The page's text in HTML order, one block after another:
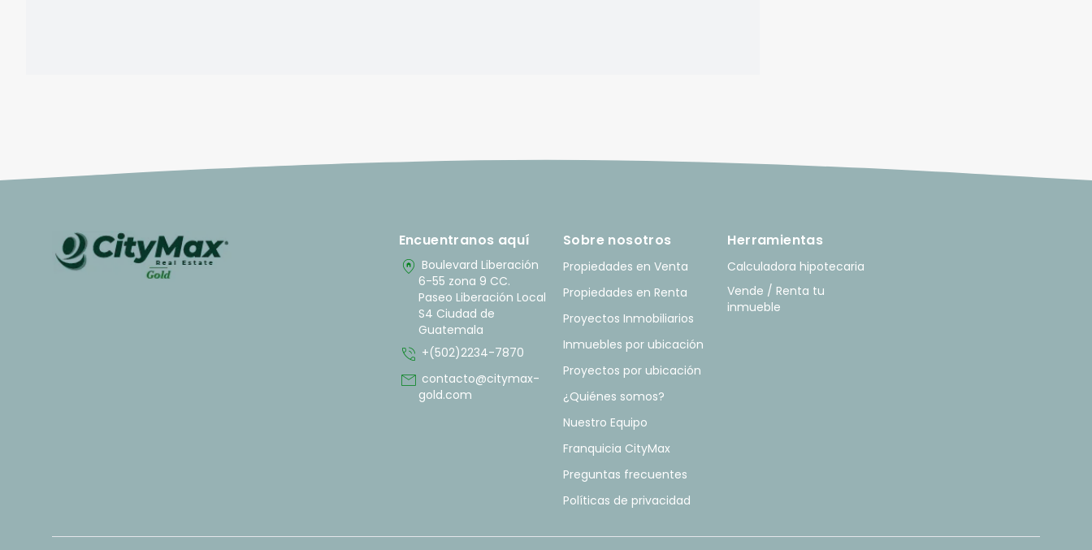
Encuentranos aquí
home_pin Boulevard Liberación
6-55 zona 9 CC.
Paseo Liberación Local
S4 Ciudad de
Guatemala
phone_in_talk +(502)2234-7870
mail contacto@citymax-
gold.com
Sobre nosotros
Propiedades en Venta
Propiedades en Renta
Proyectos Inmobiliarios
Inmuebles por ubicación
Proyectos por ubicación
¿Quiénes somos?
Nuestro Equipo
Franquicia CityMax
Preguntas frecuentes
Políticas de privacidad
Herramientas
Calculadora hipotecaria
Vende / Renta tu
inmueble